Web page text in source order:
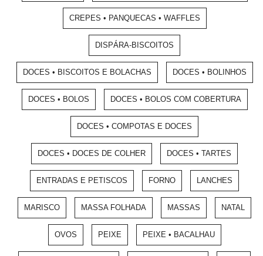
CREPES • PANQUECAS • WAFFLES
DISPÁRA-BISCOITOS
DOCES • BISCOITOS E BOLACHAS DOCES • BOLINHOS
DOCES • BOLOS DOCES • BOLOS COM COBERTURA
DOCES • COMPOTAS E DOCES
DOCES • DOCES DE COLHER DOCES • TARTES
ENTRADAS E PETISCOS FORNO LANCHES
MARISCO MASSA FOLHADA MASSAS NATAL
OVOS PEIXE PEIXE • BACALHAU